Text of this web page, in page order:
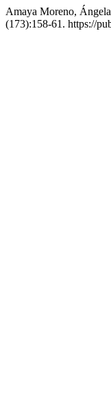
Amaya Moreno,
(173):158-61. https://